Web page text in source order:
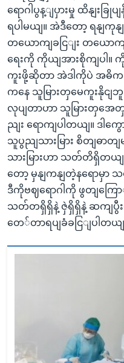
ရောဂါပွန့ျပှားမှု ထိနျးခြု
ရပါမယျ။ အဲဒီတော့ ရနျကု
တယောကျခငြျး တယော
ရေးကို ကိုယျအားစိုကျပါ။
ကူးဖို့ဆိုတာ အဲဒါကိုပဲ အဓိက
ကနေ သူမြားတှမေကူးနိုင
လုပျတာဟာ သူမြားတှအ
ညျး ရောကျပါတယျ။ ဒါ
သူပွညျသားမြား စိတျဓာတျ
သားမြားဟာ သတ်တိရှိတယ
တော့ မှနျကနျတဲ့နရောမှ
ဒီကိုဗဈရောဂါကို ဖွတျကြေ
သတ်တရှိရှိနဲ့ ဇှဲရှိရှိနဲ့ ဆကျပွီ
တေ်တာရပျခံခငြျပါတယျ